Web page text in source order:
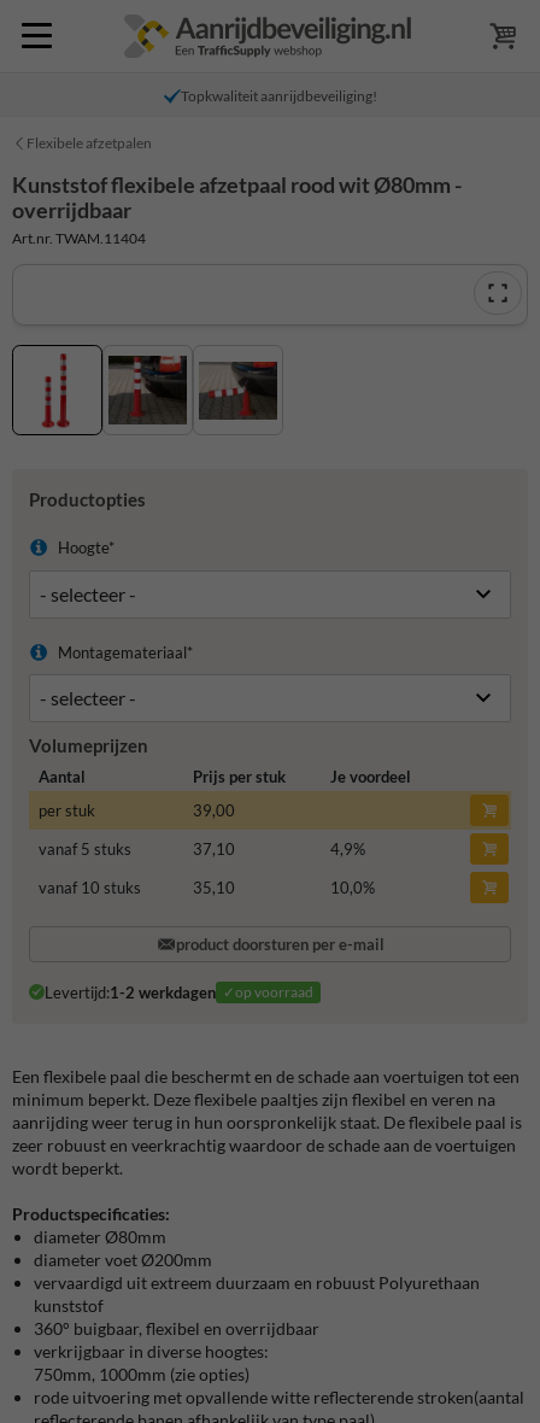
Topkwaliteit aanrijdbeveiliging!
Flexibele afzetpalen
Kunststof flexibele afzetpaal rood wit Ø80mm -
overrijdbaar
Art.nr. TWAM.11404
Productopties
Hoogte*
Montagemateriaal*
Volumeprijzen
Aantal Prijs per stuk
Je voordeel
per stuk
39,00
vanaf 5 stuks
37,10 4,9%
vanaf 10 stuks
35,10 10,0%
product doorsturen per e-mail
Levertijd:1-2 werkdagen ✓op voorraad
Een flexibele paal die beschermt en de schade aan voertuigen tot een
minimum beperkt. Deze flexibele paaltjes zijn flexibel en veren na
aanrijding weer terug in hun oorspronkelijk staat. De flexibele paal is
zeer robuust en veerkrachtig waardoor de schade aan de voertuigen
wordt beperkt.
Productspecificaties:
diameter Ø80mm
diameter voet Ø200mm
vervaardigd uit extreem duurzaam en robuust Polyurethaan
kunststof
360° buigbaar, flexibel en overrijdbaar
verkrijgbaar in diverse hoogtes:
750mm, 1000mm (zie opties)
rode uitvoering met opvallende witte reflecterende stroken(aantal